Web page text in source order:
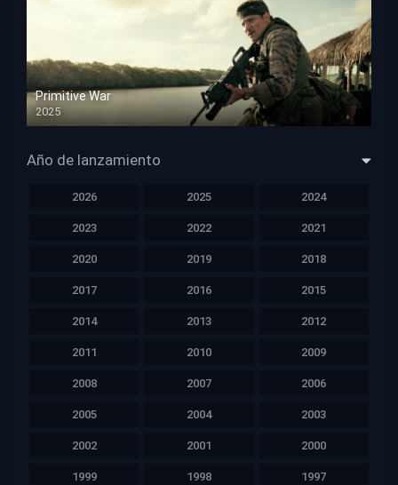
Primitive War
2025
HD 1080p
Año de lanzamiento
2026 2025 2024
2023 2022 2021
2020 2019 2018
2017 2016 2015
2014 2013 2012
2011 2010 2009
2008 2007 2006
2005 2004 2003
2002 2001 2000
1999 1998 1997